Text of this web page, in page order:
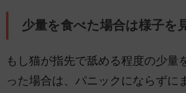
少量を食べた場合は様子を
もし猫が指先で舐める程度の少量
った場合は、パニックにならずに